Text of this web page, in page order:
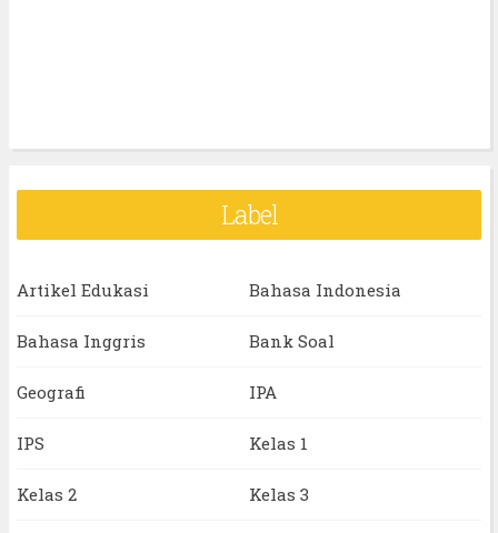
Label
Artikel Edukasi Bahasa Indonesia
Bahasa Inggris Bank Soal
Geografi IPA
IPS Kelas 1
Kelas 2 Kelas 3